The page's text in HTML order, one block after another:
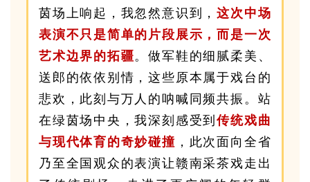
茵场上响起，我忽然意识到，这次中场
表演不只是简单的片段展示，而是一次
艺术边界的拓疆。做军鞋的细腻柔美、
送郎的依依别情，这些原本属于戏台的
悲欢，此刻与万人的呐喊同频共振。站
在绿茵场中央，我深刻感受到传统戏曲
与现代体育的奇妙碰撞 ，此次面向全省
乃至全国观众的表演让赣南采茶戏走出